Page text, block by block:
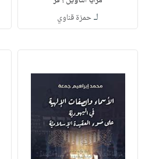
لـحمزة قناوي